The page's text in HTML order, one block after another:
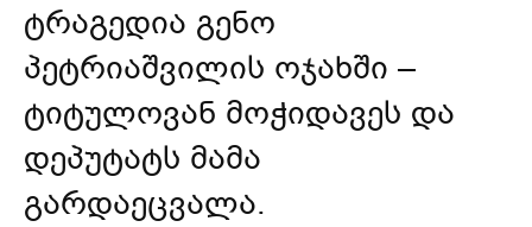
ტრაგედია გენო
პეტრიაშვილის ოჯახში –
ტიტულოვან მოჭიდავეს და
დეპუტატს მამა
გარდაეცვალა.